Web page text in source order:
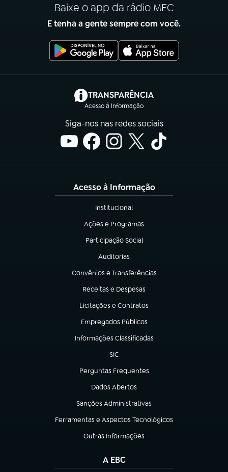
Baixe o app da rádio MEC
E tenha a gente sempre com você.
TRANSPARÊNCIA
Acesso à Informação
(abre em nova aba)
Siga-nos nas redes sociais
Acesso à Informação
Institucional
(abre em nova aba)
Ações e Programas
(abre em nova aba)
Participação Social
(abre em nova aba)
Auditorias
(abre em nova aba)
Convênios e Transferências
(abre em nova aba)
Receitas e Despesas
(abre em nova aba)
Licitações e Contratos
(abre em nova aba)
Empregados Públicos
(abre em nova aba)
Informações Classificadas
(abre em nova aba)
SIC
(abre em nova aba)
Perguntas Frequentes
(abre em nova aba)
Dados Abertos
(abre em nova aba)
Sanções Administrativas
(abre em nova aba)
Ferramentas e Aspectos Tecnológicos
(abre em nova aba)
Outras Informações
(abre em nova aba)
A EBC